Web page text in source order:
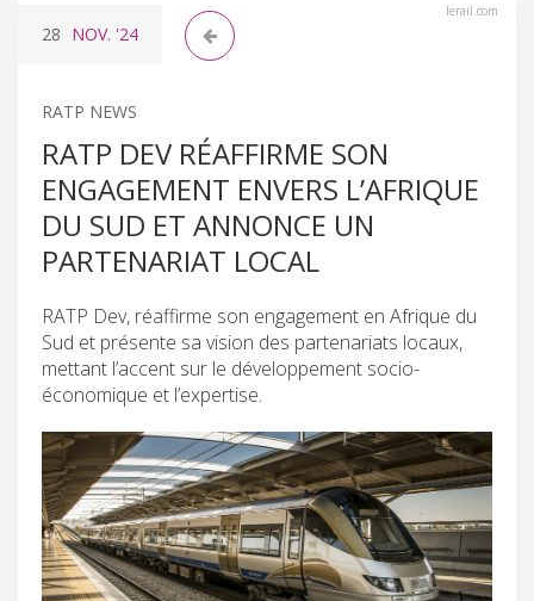
lerail.com
28 NOV. '24
RATP NEWS
RATP DEV RÉAFFIRME SON
ENGAGEMENT ENVERS L’AFRIQUE
DU SUD ET ANNONCE UN
PARTENARIAT LOCAL
RATP Dev, réaffirme son engagement en Afrique du
Sud et présente sa vision des partenariats locaux,
mettant l’accent sur le développement socio-
économique et l’expertise.